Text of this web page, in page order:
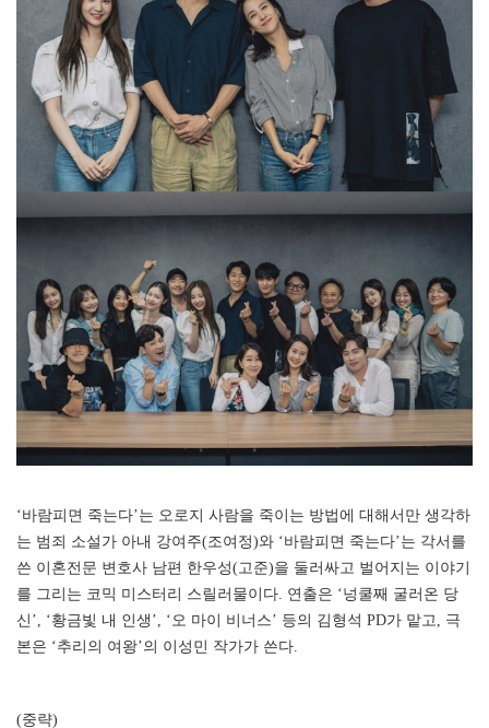
‘바람피면 죽는다’는 오로지 사람을 죽이는 방법에 대해서만 생각하
는 범죄 소설가 아내 강여주(조여정)와 ‘바람피면 죽는다’는 각서를
쓴 이혼전문 변호사 남편 한우성(고준)을 둘러싸고 벌어지는 이야기
를 그리는 코믹 미스터리 스릴러물이다. 연출은 ‘넝쿨째 굴러온 당
신’, ‘황금빛 내 인생’, ‘오 마이 비너스’ 등의 김형석 PD가 맡고, 극
본은 ‘추리의 여왕’의 이성민 작가가 쓴다.
(중략)